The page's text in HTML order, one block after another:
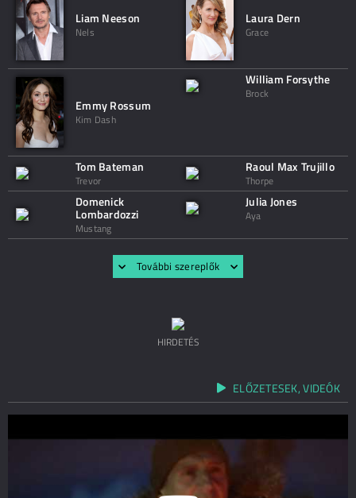
Liam Neeson
Nels
Laura Dern
Grace
Emmy Rossum
Kim Dash
William Forsythe
Brock
Tom Bateman
Trevor
Raoul Max Trujillo
Thorpe
Domenick
Lombardozzi
Mustang
Julia Jones
Aya
További szereplők
HIRDETÉS
ELŐZETESEK, VIDEÓK